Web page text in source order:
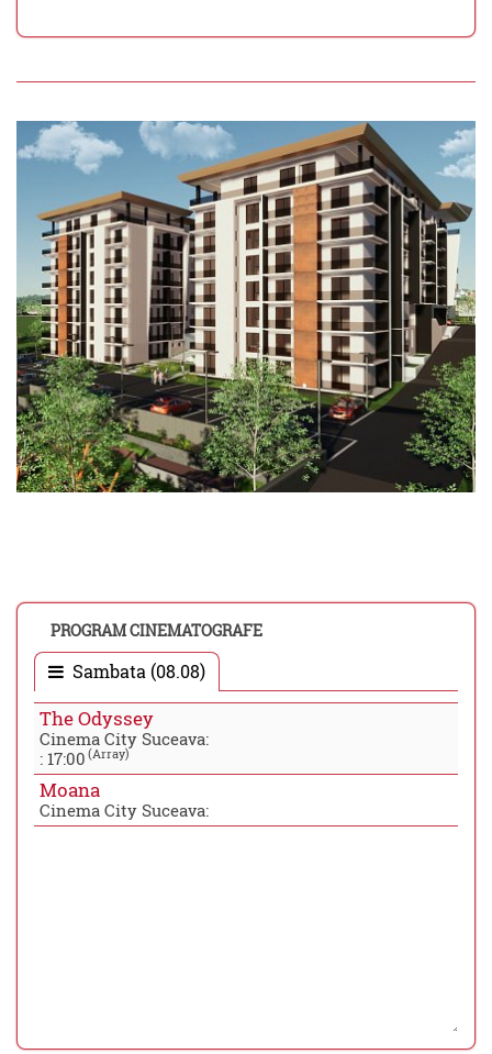
PROGRAM CINEMATOGRAFE
Sambata (08.08)
The Odyssey
Cinema City Suceava:
: 17:00 (Array)
Moana
Cinema City Suceava: